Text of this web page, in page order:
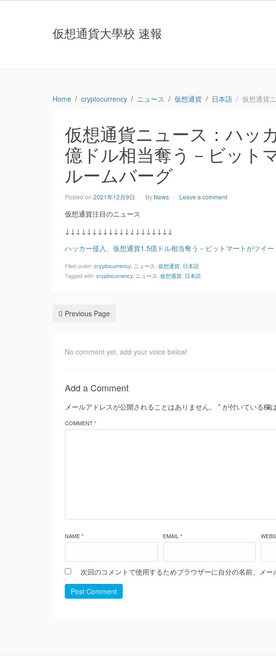
仮想通貨大學校 速報
Home cryptocurrency ニュース 仮想通貨 日本語 仮想通貨
仮想通貨ニュース：ハッ
億ドル相当奪う－ビット
ルームバーグ
Posted on 2021年12月9日 By News Leave a comment
仮想通貨注目のニュース
↓↓↓↓↓↓↓↓↓↓↓↓↓↓↓↓↓↓↓↓
ハッカー侵入、仮想通貨1.5億ドル相当奪う－ビットマートがツイー
Filed under: cryptocurrency ニュース 仮想通貨 日本語
Tagged with: cryptocurrency ニュース 仮想通貨 日本語
Previous Page
No comment yet, add your voice below!
Add a Comment
メールアドレスが公開されることはありません。 * が付いている欄
COMMENT *
NAME * EMAIL *
次回のコメントで使用するためブラウザーに自分の名前、メー
Post Comment